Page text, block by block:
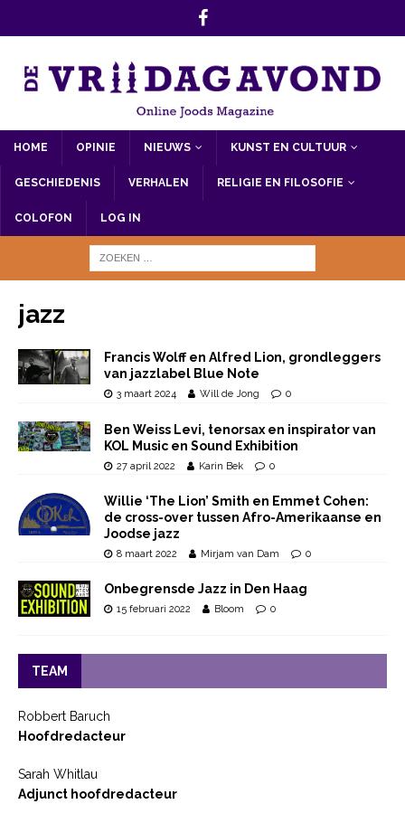
HOME OPINIE NIEUWS KUNST EN CULTUUR
GESCHIEDENIS VERHALEN RELIGIE EN FILOSOFIE
COLOFON LOG IN
jazz
Francis Wolff en Alfred Lion, grondleggers
van jazzlabel Blue Note
3 maart 2024 Will de Jong 0
Ben Weiss Levi, tenorsax en inspirator van
KOL Music en Sound Exhibition
27 april 2022 Karin Bek 0
Willie ‘The Lion’ Smith en Emmet Cohen:
de cross-over tussen Afro-Amerikaanse en
Joodse jazz
8 maart 2022 Mirjam van Dam 0
Onbegrensde Jazz in Den Haag
15 februari 2022 Bloom 0
TEAM
Robbert Baruch
Hoofdredacteur
Sarah Whitlau
Adjunct hoofdredacteur